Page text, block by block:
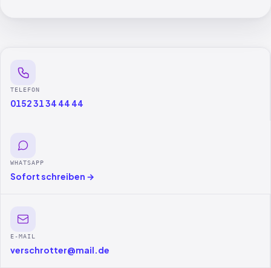
TELEFON
0152 31 34 44 44
WHATSAPP
Sofort schreiben →
E-MAIL
verschrotter@mail.de